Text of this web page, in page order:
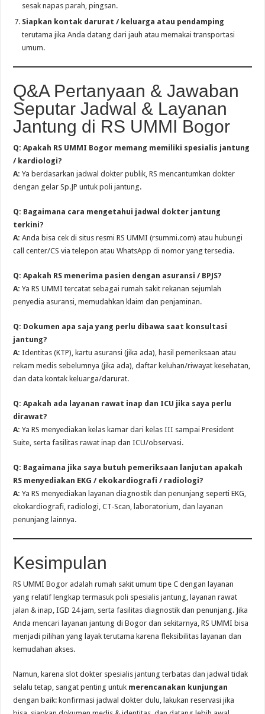
sesak napas parah, pingsan.
Siapkan kontak darurat / keluarga atau pendamping
terutama jika Anda datang dari jauh atau memakai transportasi
umum.
Q&A Pertanyaan & Jawaban
Seputar Jadwal & Layanan
Jantung di RS UMMI Bogor
Q: Apakah RS UMMI Bogor memang memiliki spesialis jantung
/ kardiologi?
A: Ya berdasarkan jadwal dokter publik, RS mencantumkan dokter
dengan gelar Sp.JP untuk poli jantung.
Q: Bagaimana cara mengetahui jadwal dokter jantung
terkini?
A: Anda bisa cek di situs resmi RS UMMI (rsummi.com) atau hubungi
call center/CS via telepon atau WhatsApp di nomor yang tersedia.
Q: Apakah RS menerima pasien dengan asuransi / BPJS?
A: Ya RS UMMI tercatat sebagai rumah sakit rekanan sejumlah
penyedia asuransi, memudahkan klaim dan penjaminan.
Q: Dokumen apa saja yang perlu dibawa saat konsultasi
jantung?
A: Identitas (KTP), kartu asuransi (jika ada), hasil pemeriksaan atau
rekam medis sebelumnya (jika ada), daftar keluhan/riwayat kesehatan,
dan data kontak keluarga/darurat.
Q: Apakah ada layanan rawat inap dan ICU jika saya perlu
dirawat?
A: Ya RS menyediakan kelas kamar dari kelas III sampai President
Suite, serta fasilitas rawat inap dan ICU/observasi.
Q: Bagaimana jika saya butuh pemeriksaan lanjutan apakah
RS menyediakan EKG / ekokardiografi / radiologi?
A: Ya RS menyediakan layanan diagnostik dan penunjang seperti EKG,
ekokardiografi, radiologi, CT‑Scan, laboratorium, dan layanan
penunjang lainnya.
Kesimpulan
RS UMMI Bogor adalah rumah sakit umum tipe C dengan layanan
yang relatif lengkap termasuk poli spesialis jantung, layanan rawat
jalan & inap, IGD 24 jam, serta fasilitas diagnostik dan penunjang. Jika
Anda mencari layanan jantung di Bogor dan sekitarnya, RS UMMI bisa
menjadi pilihan yang layak terutama karena fleksibilitas layanan dan
kemudahan akses.
Namun, karena slot dokter spesialis jantung terbatas dan jadwal tidak
selalu tetap, sangat penting untuk merencanakan kunjungan
dengan baik: konfirmasi jadwal dokter dulu, lakukan reservasi jika